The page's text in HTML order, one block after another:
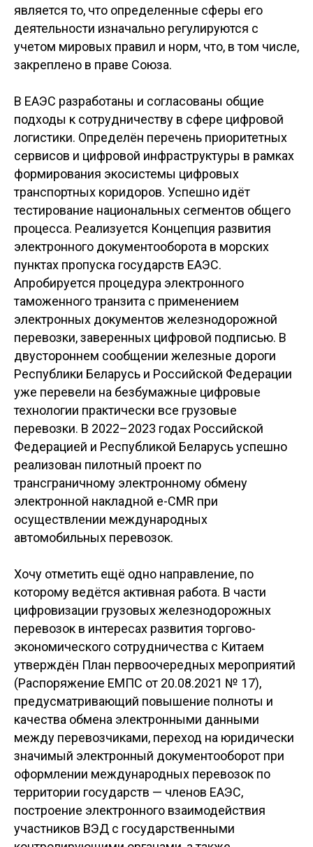
является то, что определенные сферы его
деятельности изначально регулируются с
учетом мировых правил и норм, что, в том числе,
закреплено в праве Союза.
В ЕАЭС разработаны и согласованы общие
подходы к сотрудничеству в сфере цифровой
логистики. Определён перечень приоритетных
сервисов и цифровой инфраструктуры в рамках
формирования экосистемы цифровых
транспортных коридоров. Успешно идёт
тестирование национальных сегментов общего
процесса. Реализуется Концепция развития
электронного документооборота в морских
пунктах пропуска государств ЕАЭС.
Апробируется процедура электронного
таможенного транзита с применением
электронных документов железнодорожной
перевозки, заверенных цифровой подписью. В
двустороннем сообщении железные дороги
Республики Беларусь и Российской Федерации
уже перевели на безбумажные цифровые
технологии практически все грузовые
перевозки. В 2022–2023 годах Российской
Федерацией и Республикой Беларусь успешно
реализован пилотный проект по
трансграничному электронному обмену
электронной накладной e-CMR при
осуществлении международных
автомобильных перевозок.
Хочу отметить ещё одно направление, по
которому ведётся активная работа. В части
цифровизации грузовых железнодорожных
перевозок в интересах развития торгово-
экономического сотрудничества с Китаем
утверждён План первоочередных мероприятий
(Распоряжение ЕМПС от 20.08.2021 № 17),
предусматривающий повышение полноты и
качества обмена электронными данными
между перевозчиками, переход на юридически
значимый электронный документооборот при
оформлении международных перевозок по
территории государств — членов ЕАЭС,
построение электронного взаимодействия
участников ВЭД с государственными